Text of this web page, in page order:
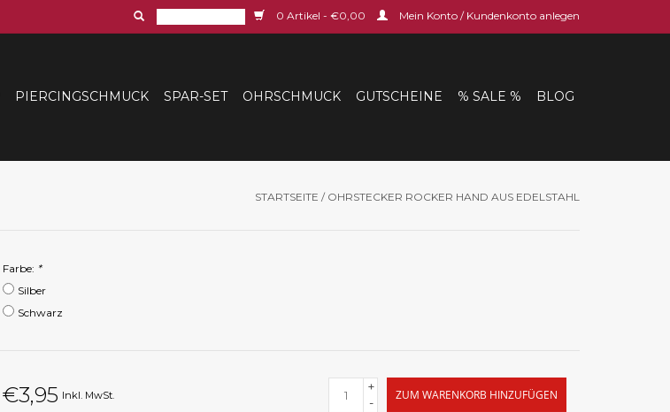
0 Artikel - €0,00 Mein Konto / Kundenkonto anlegen
PIERCINGSCHMUCK SPAR-SET OHRSCHMUCK GUTSCHEINE % SALE % BLOG
STARTSEITE / OHRSTECKER ROCKER HAND AUS EDELSTAHL
Farbe: *
Silber
Schwarz
€3,95 Inkl. MwSt.
+
-
ZUM WARENKORB HINZUFÜGEN